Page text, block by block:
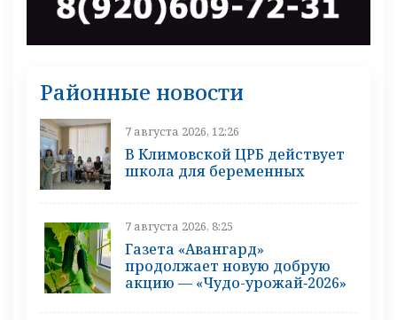
Районные новости
7 августа 2026, 12:26
В Климовской ЦРБ действует
школа для беременных
7 августа 2026, 8:25
Газета «Авангард»
продолжает новую добрую
акцию — «Чудо-урожай‑2026»